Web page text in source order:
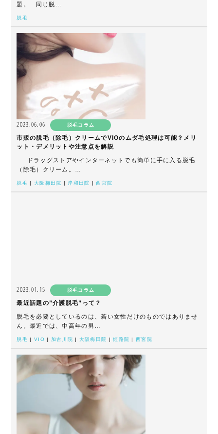
題。 同じ脱…
脱毛
2023.06.06 脱毛コラム
市販の脱毛（除毛）クリームでVIOのムダ毛処理は可能？メリ
ット・デメリットや注意点を解説
ドラッグストアやインターネットでも簡単に手に入る脱毛
（除毛）クリーム。…
脱毛 大阪梅田院 岸和田院 西宮院
2023.01.15 脱毛コラム
最近話題の”介護脱毛”って？
脱毛を必要としているのは、若い女性だけのものではありませ
ん。最近では、中高年の男…
脱毛 VIO 加古川院 大阪梅田院 |姫路院 西宮院